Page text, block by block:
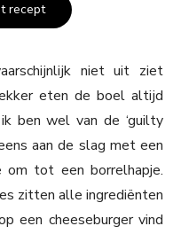
recept
niet uit ziet
eten de boel altijd
ben wel van de ‘guilty
aan de slag met een
om tot een borrelhapje.
zitten alle ingrediënten
een cheeseburger vind